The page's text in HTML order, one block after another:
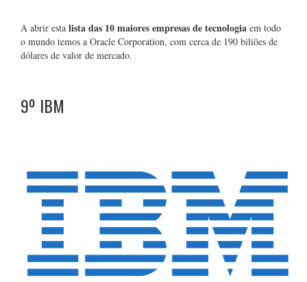
A abrir esta lista das 10 maiores empresas de tecnologia em todo
o mundo temos a Oracle Corporation, com cerca de 190 biliões de
dólares de valor de mercado.
9º IBM